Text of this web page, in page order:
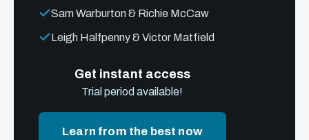
Sam Warburton & Richie McCaw
Leigh Halfpenny & Victor Matfield
Get instant access
Trial period available!
Learn from the best now